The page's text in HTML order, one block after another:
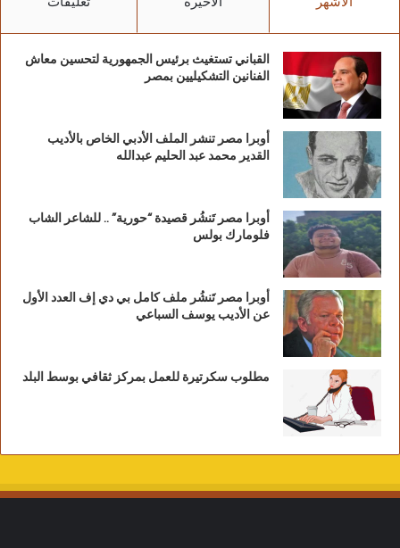
القباني تستغيث برئيس الجمهورية لتحسين معاش
الفنانين التشكيليين بمصر
أوبرا مصر تنشر الملف الأدبي الخاص بالأديب
القدير محمد عبد الحليم عبدالله
أوبرا مصر تَنشُر قصيدة “حورية” .. للشاعر الشاب
فلومارك بولس
أوبرا مصر تَنشُر ملف كامل بي دي إف العدد الأول
عن الأديب يوسف السباعي
مطلوب سكرتيرة للعمل بمركز ثقافي بوسط البلد